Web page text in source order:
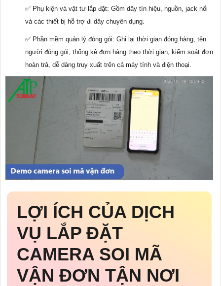
✅ Phụ kiện và vật tư lắp đặt: Gồm dây tín hiệu, nguồn, jack nối
và các thiết bị hỗ trợ đi dây chuyên dụng.
✅ Phần mềm quản lý đóng gói: Ghi lại thời gian đóng hàng, tên
người đóng gói, thống kê đơn hàng theo thời gian, kiểm soát đơn
hoàn trả, dễ dàng truy xuất trên cả máy tính và điện thoại.
LỢI ÍCH CỦA DỊCH
VỤ LẮP ĐẶT
CAMERA SOI MÃ
VẬN ĐƠN TẬN NƠI